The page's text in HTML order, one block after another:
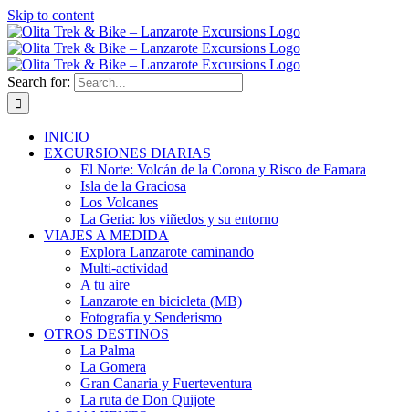
Skip to content
Search for:
INICIO
EXCURSIONES DIARIAS
El Norte: Volcán de la Corona y Risco de Famara
Isla de la Graciosa
Los Volcanes
La Geria: los viñedos y su entorno
VIAJES A MEDIDA
Explora Lanzarote caminando
Multi-actividad
A tu aire
Lanzarote en bicicleta (MB)
Fotografía y Senderismo
OTROS DESTINOS
La Palma
La Gomera
Gran Canaria y Fuerteventura
La ruta de Don Quijote